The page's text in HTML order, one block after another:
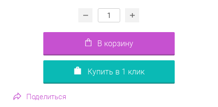
В корзину
Купить в 1 клик
Поделиться